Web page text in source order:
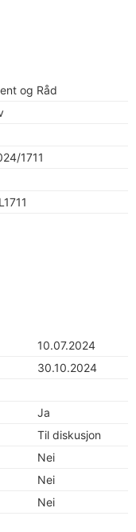
og Råd
1711
10.07.2024
30.10.2024
Ja
Til diskusjon
Nei
Nei
Nei